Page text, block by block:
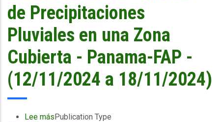
de Precipitaciones
Pluviales en una Zona
Cubierta - Panama-FAP -
(12/11/2024 a 18/11/2024)
Lee mássobre
Publication Type